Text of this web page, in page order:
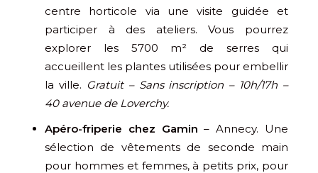
centre horticole via une visite guidée et
participer à des ateliers. Vous pourrez
explorer les 5700 m² de serres qui
accueillent les plantes utilisées pour embellir
la ville. Gratuit – Sans inscription – 10h/17h –
40 avenue de Loverchy.
Apéro-friperie chez Gamin – Annecy. Une
sélection de vêtements de seconde main
pour hommes et femmes, à petits prix, pour